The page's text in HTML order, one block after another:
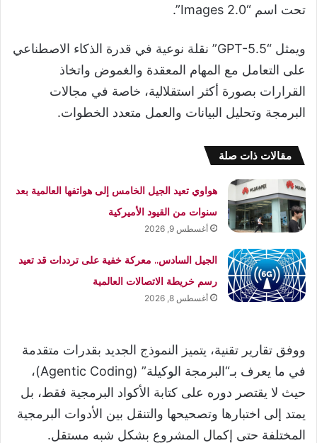
تحت اسم “Images 2.0”.
ويمثل “GPT-5.5” نقلة نوعية في قدرة الذكاء الاصطناعي
على التعامل مع المهام المعقدة والغموض واتخاذ
القرارات بصورة أكثر استقلالية، خاصة في مجالات
البرمجة وتحليل البيانات والعمل متعدد الخطوات.
مقالات ذات صلة
هواوي تعيد الجيل الخامس إلى هواتفها العالمية بعد
سنوات من القيود الأميركية
أغسطس 9, 2026
الجيل السادس.. معركة خفية على ترددات قد تعيد
رسم خريطة الاتصالات العالمية
أغسطس 8, 2026
ووفق تقارير تقنية، يتميز النموذج الجديد بقدرات متقدمة
في ما يعرف بـ“البرمجة الوكيلة” (Agentic Coding)،
حيث لا يقتصر دوره على كتابة الأكواد البرمجية فقط، بل
يمتد إلى اختبارها وتصحيحها والتنقل بين الأدوات البرمجية
المختلفة حتى إكمال المشروع بشكل شبه مستقل.